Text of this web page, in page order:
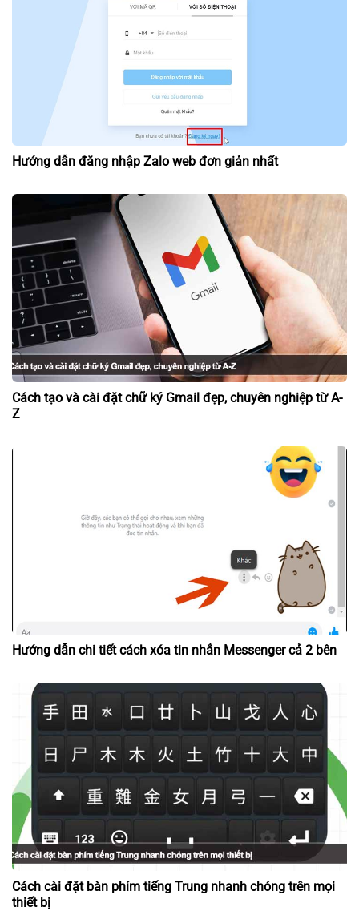
Hướng dẫn đăng nhập Zalo web đơn giản nhất
Cách tạo và cài đặt chữ ký Gmail đẹp, chuyên nghiệp từ A-
Z
Hướng dẫn chi tiết cách xóa tin nhắn Messenger cả 2 bên
Cách cài đặt bàn phím tiếng Trung nhanh chóng trên mọi
thiết bị